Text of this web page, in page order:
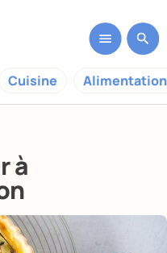
Cuisine
à